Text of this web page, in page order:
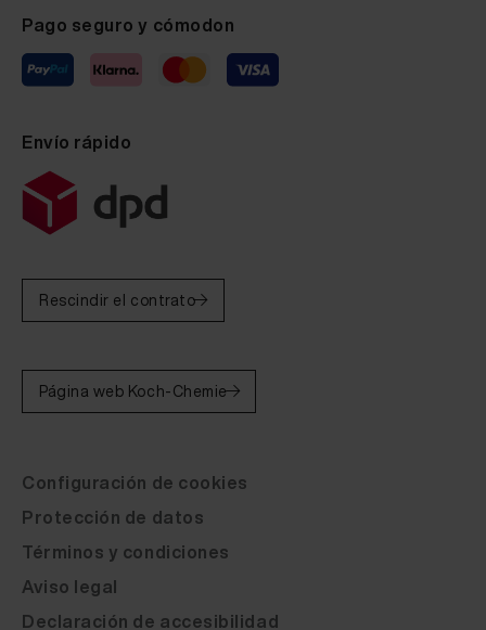
Pago seguro y cómodon
Envío rápido
Rescindir el contrato
Página web Koch-Chemie
Configuración de cookies
Protección de datos
Términos y condiciones
Aviso legal
Declaración de accesibilidad